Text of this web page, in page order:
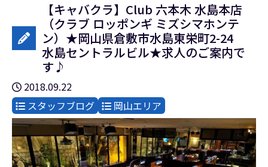
【キャバクラ】Club 六本木 水島本店
（クラブ ロッポンギ ミズシマホンテ
ン）★岡山県倉敷市水島東栄町2-24
水島セントラルビル★求人のご案内で
す♪
2018.09.22
スタッフブログ
岡山エリア